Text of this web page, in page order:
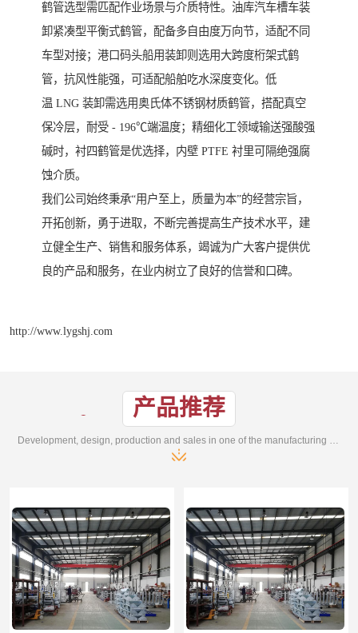
鹤管选型需匹配作业场景与介质特性。油库汽车槽车装
卸紧凑型平衡式鹤管，配备多自由度万向节，适配不同
车型对接；港口码头船用装卸则选用大跨度桁架式鹤
管，抗风性能强，可适配船舶吃水深度变化。低
温 LNG 装卸需选用奥氏体不锈钢材质鹤管，搭配真空
保冷层，耐受 - 196℃端温度；精细化工领域输送强酸强
碱时，衬四鹤管是优选择，内壁 PTFE 衬里可隔绝强腐
蚀介质。
我们公司始终秉承“用户至上，质量为本”的经营宗旨，
开拓创新，勇于进取，不断完善提高生产技术水平，建
立健全生产、销售和服务体系，竭诚为广大客户提供优
良的产品和服务，在业内树立了良好的信誉和口碑。
http://www.lygshj.com
产品推荐